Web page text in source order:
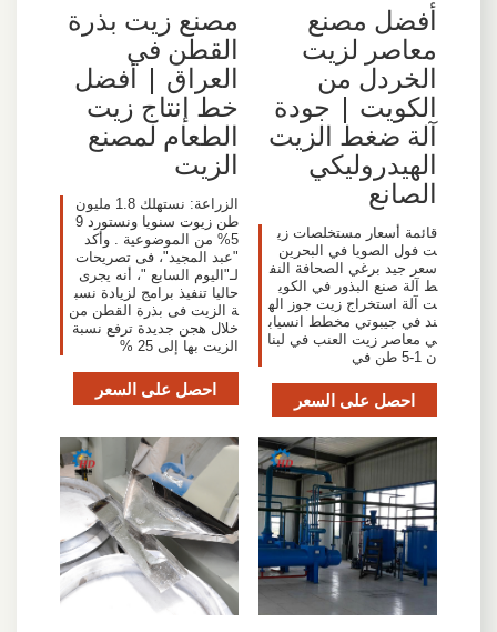
أفضل مصنع
معاصر لزيت
الخردل من
الكويت | جودة
آلة ضغط الزيت
الهيدروليكي
الصانع
قائمة أسعار مستخلصات زي
ت فول الصويا في البحرين
سعر جيد برغي الصحافة النف
ط آلة صنع البذور في الكوي
ت آلة استخراج زيت جوز اله
ند في جيبوتي مخطط انسياب
ي معاصر زيت العنب في لبنا
ن 1-5 طن في
احصل على السعر
مصنع زيت بذرة
القطن في
العراق | أفضل
خط إنتاج زيت
الطعام لمصنع
الزيت
الزراعة: نستهلك 1.8 مليون
طن زيوت سنويا ونستورد 9
5% من الموضوعية . وأكد
"عبد المجيد"، فى تصريحات
لـ"اليوم السابع "، أنه يجرى
حاليا تنفيذ برامج لزيادة نسب
ة الزيت فى بذرة القطن من
خلال هجن جديدة ترفع نسبة
الزيت بها إلى 25 %
احصل على السعر